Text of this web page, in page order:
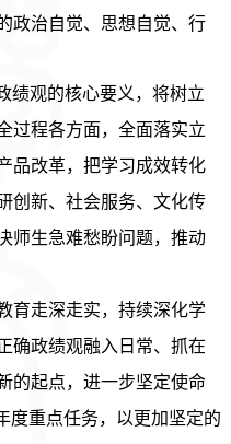
政治自觉、思想自觉、行
绩观的核心要义， 将树立
过程各方面，全面落实立
品改革， 把学习成效转化
创新、社会服务、文化传
师生急难愁盼问题， 推动
育走深走实， 持续深化学
确政绩观融入日常、抓在
的起点，进一步坚定使命
度重点任务，以更加坚定的